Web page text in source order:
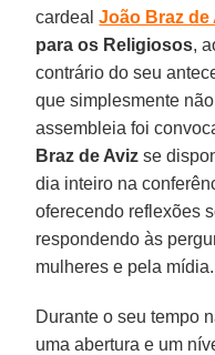
cardealJoão Braz de
para os Religiosos,
contrário do seu
que simplesmente
assembleia foi
Braz de Aviz se
dia inteiro na
oferecendo reflexões
respondendo às
mulheres e pela mídia.
Durante o seu tempo
uma abertura e um